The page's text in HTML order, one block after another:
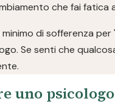
che fai fatica
di sofferenza per
Se senti che
uno